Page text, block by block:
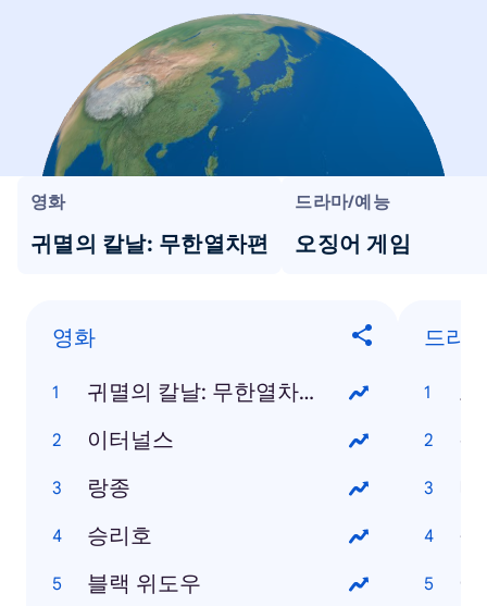
영화
귀멸의 칼날: 무한열차편
드라마/예능
오징어 게임
영화
귀멸의 칼날: 무한열차편
이터널스
랑종
승리호
블랙 위도우
드라
오
경
철
아